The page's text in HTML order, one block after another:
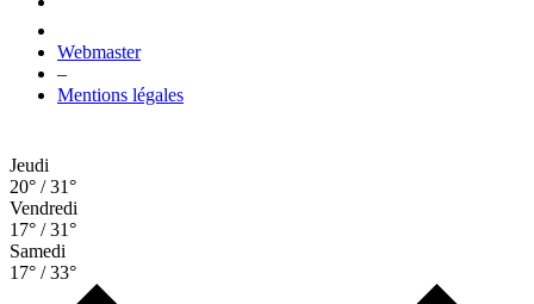
Webmaster
–
Mentions légales
Jeudi
20° / 31°
Vendredi
17° / 31°
Samedi
17° / 33°